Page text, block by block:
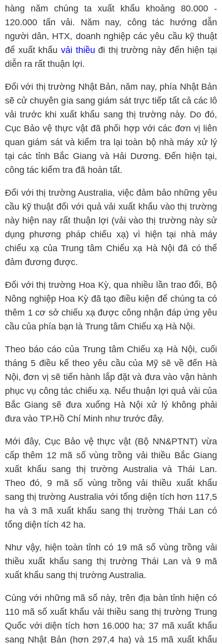
hàng năm chúng ta xuất khẩu khoảng 80.000 -
120.000 tấn vải. Năm nay, công tác hướng dẫn
người dân, HTX, doanh nghiệp các yêu cầu kỹ thuật
để xuất khẩu vải thiều đi thị trường này đến hiện tại
diễn ra rất thuận lợi.
Đối với thị trường Nhật Bản, năm nay, phía Nhật Bản
sẽ cử chuyên gia sang giám sát trực tiếp tất cả các lô
vải trước khi xuất khẩu sang thị trường này. Do đó,
Cục Bảo vệ thực vật đã phối hợp với các đơn vị liên
quan giám sát và kiểm tra lại toàn bộ nhà máy xử lý
tại các tỉnh Bắc Giang và Hải Dương. Đến hiện tại,
công tác kiểm tra đã hoàn tất.
Đối với thị trường Australia, việc đảm bảo những yêu
cầu kỹ thuật đối với quả vải xuất khẩu vào thị trường
này hiện nay rất thuận lợi (vải vào thị trường này sử
dụng phương pháp chiếu xạ) vì hiện tại nhà máy
chiếu xạ của Trung tâm Chiếu xạ Hà Nội đã có thể
đảm đương được.
Đối với thị trường Hoa Kỳ, qua nhiều lần trao đổi, Bộ
Nông nghiệp Hoa Kỳ đã tạo điều kiện để chúng ta có
thêm 1 cơ sở chiếu xạ được công nhận đáp ứng yêu
cầu của phía bạn là Trung tâm Chiếu xạ Hà Nội.
Theo báo cáo của Trung tâm Chiếu xạ Hà Nội, cuối
tháng 5 điều kế theo yêu cầu của Mỹ sẽ về đến Hà
Nội, đơn vị sẽ tiến hành lắp đặt và đưa vào vận hành
phục vụ công tác chiếu xạ. Nếu thuận lợi quả vải của
Bắc Giang sẽ đưa xuống Hà Nội xử lý không phải
đưa vào TP.Hồ Chí Minh như trước đây.
Mới đây, Cục Bảo vệ thực vật (Bộ NN&PTNT) vừa
cấp thêm 12 mã số vùng trồng vải thiều Bắc Giang
xuất khẩu sang thị trường Australia và Thái Lan.
Theo đó, 9 mã số vùng trồng vải thiều xuất khẩu
sang thị trường Australia với tổng diện tích hơn 117,5
ha và 3 mã xuất khẩu sang thị trường Thái Lan có
tổng diện tích 42 ha.
Như vậy, hiện toàn tỉnh có 19 mã số vùng trồng vải
thiều xuất khẩu sang thị trường Thái Lan và 9 mã
xuất khẩu sang thị trường Australia.
Cùng với những mã số này, trên địa bàn tỉnh hiện có
110 mã số xuất khẩu vải thiều sang thị trường Trung
Quốc với diện tích hơn 16.000 ha; 37 mã xuất khẩu
sang Nhật Bản (hơn 297,4 ha) và 15 mã xuất khẩu